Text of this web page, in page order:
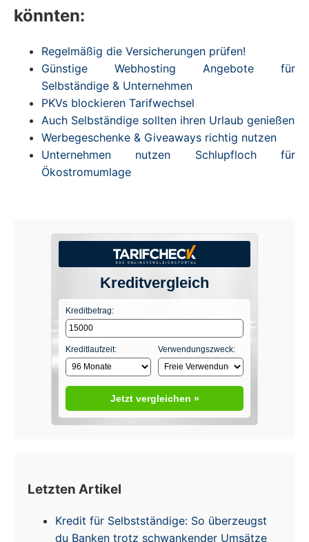
könnten:
Regelmäßig die Versicherungen prüfen!
Günstige Webhosting Angebote für
Selbständige & Unternehmen
PKVs blockieren Tarifwechsel
Auch Selbständige sollten ihren Urlaub genießen
Werbegeschenke & Giveaways richtig nutzen
Unternehmen nutzen Schlupfloch für
Ökostromumlage
Kreditvergleich
Kreditbetrag:
Kreditlaufzeit: Verwendungszweck:
Jetzt vergleichen »
Letzten Artikel
Kredit für Selbstständige: So überzeugst
du Banken trotz schwankender Umsätze